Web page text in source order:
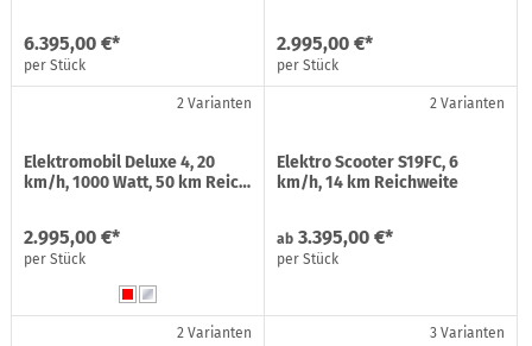
6.395,00 €*
per Stück
2.995,00 €*
per Stück
2 Varianten
Elektromobil Deluxe 4, 20
km/h, 1000 Watt, 50 km Reic…
2.995,00 €*
per Stück
2 Varianten
Elektro Scooter S19FC, 6
km/h, 14 km Reichweite
ab 3.395,00 €*
per Stück
2 Varianten 3 Varianten